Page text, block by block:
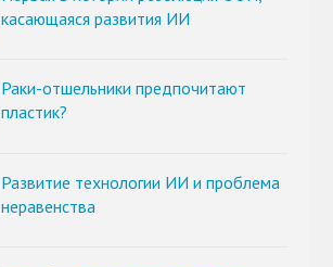
касающаяся развития ИИ
Раки-отшельники предпочитают
пластик?
Развитие технологии ИИ и проблема
неравенства